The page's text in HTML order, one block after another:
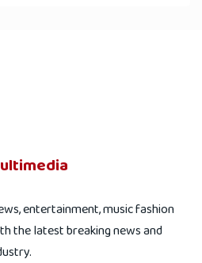
entertainment, music fashion
the latest breaking news and